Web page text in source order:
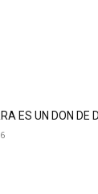
ES UN DON DE